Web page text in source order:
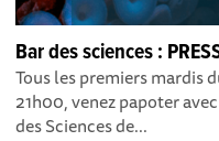
Bar des sciences :
Tous les premiers mardis
21h00, venez papoter
des Sciences de...